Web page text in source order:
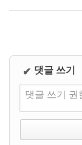
✔ 댓글 쓰기
댓글 쓰기